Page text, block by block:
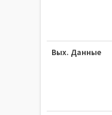
Вых. Данные